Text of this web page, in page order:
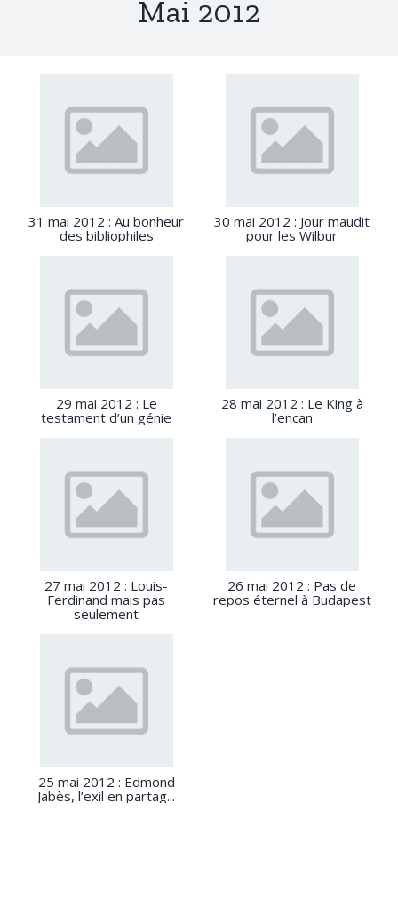
Mai 2012
31 mai 2012 : Au bonheur
des bibliophiles
30 mai 2012 : Jour maudit
pour les Wilbur
29 mai 2012 : Le
testament d’un génie
28 mai 2012 : Le King à
l’encan
27 mai 2012 : Louis-
Ferdinand mais pas
seulement
26 mai 2012 : Pas de
repos éternel à Budapest
25 mai 2012 : Edmond
Jabès, l’exil en partag...